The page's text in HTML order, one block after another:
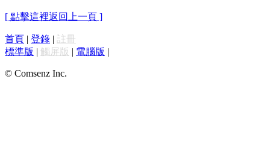
[ 點擊這裡返回上一頁 ]
首頁 | 登錄 | 註冊
標準版 | 觸屏版 | 電腦版 |
© Comsenz Inc.